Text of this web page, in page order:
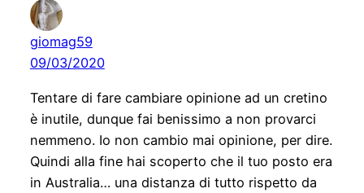
giomag59
09/03/2020
Tentare di fare cambiare opinione ad un cretino
è inutile, dunque fai benissimo a non provarci
nemmeno. Io non cambio mai opinione, per dire.
Quindi alla fine hai scoperto che il tuo posto era
in Australia… una distanza di tutto rispetto da